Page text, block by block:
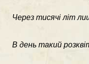
Через тисячі літ
В день такий